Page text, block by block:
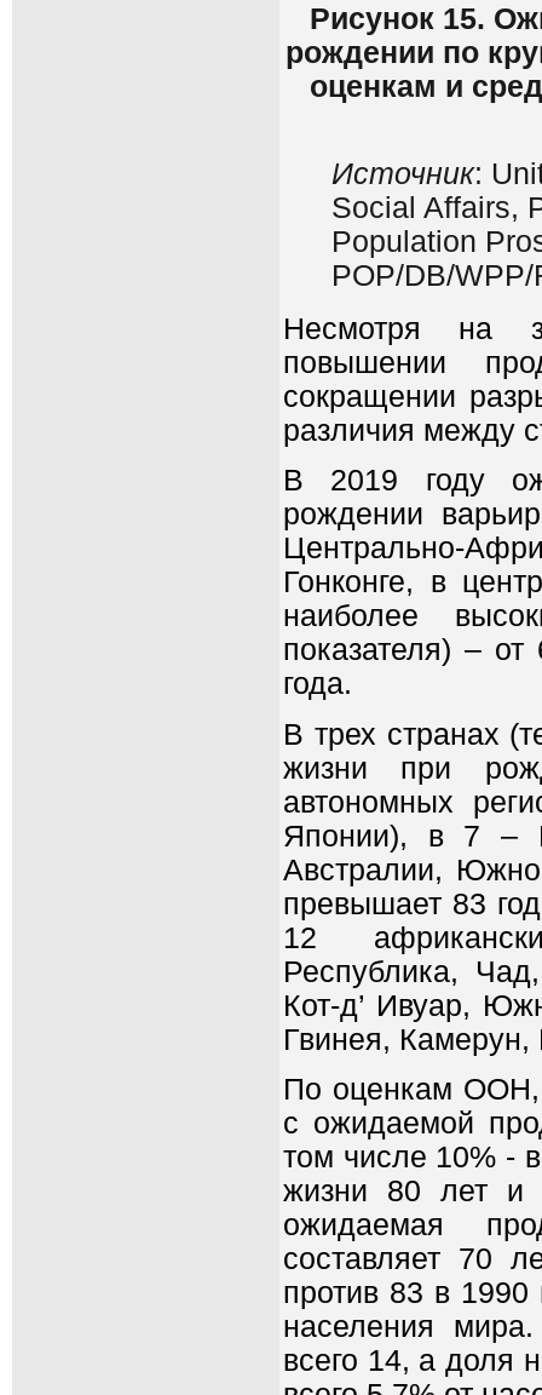
Рисунок 15.
рождении по
оценкам и
Источник:
Social Affairs,
Population
POP/DB/
Несмотря на
повышении
сокращении
различия между
В 2019 году
рождении
Центрально-
Гонконге, в
наиболее
показателя) –
года.
В трех странах
жизни при
автономных
Японии), в 7 –
Австралии,
превышает 83
12
Республика,
Кот-д’ Ивуар,
Гвинея,
По оценкам ООН,
с ожидаемой
том числе 10% -
жизни 80 лет и
ожидаемая
составляет 70
против 83 в 1990
населения
всего 14, а доля